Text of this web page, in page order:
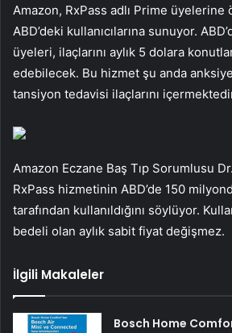
Amazon, RxPass adlı Prime üyelerine
ABD’deki kullanıcılarına sunuyor.
üyeleri, ilaçlarını aylık 5 dolara
edebilecek. Bu hizmet şu anda
tansiyon tedavisi ilaçlarını
Amazon Eczane Baş Tıp Sorumlusu
RxPass hizmetinin ABD’de 150
tarafından kullanıldığını söylüyor.
bedeli olan aylık sabit fiyat değişmez.
İlgili Makaleler
Bosch Home